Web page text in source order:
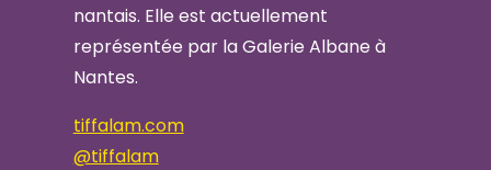
nantais. Elle est actuellement
représentée par la Galerie Albane à
Nantes.
tiffalam.com
@tiffalam